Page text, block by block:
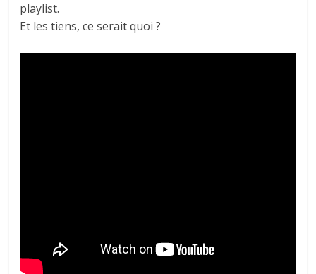
playlist.
Et les tiens, ce serait quoi ?